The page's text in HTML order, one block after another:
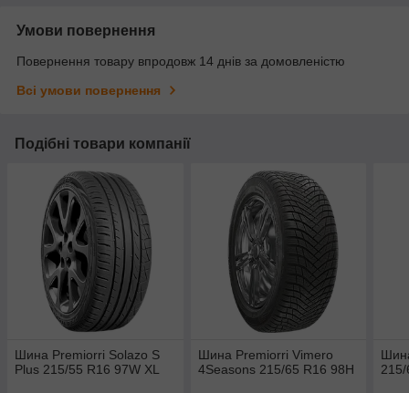
Умови повернення
Повернення товару впродовж 14 днів за домовленістю
Всі умови повернення
Подібні товари компанії
Шина Premiorri Solazo S
Plus 215/55 R16 97W XL
Шина Premiorri Vimero
4Seasons 215/65 R16 98H